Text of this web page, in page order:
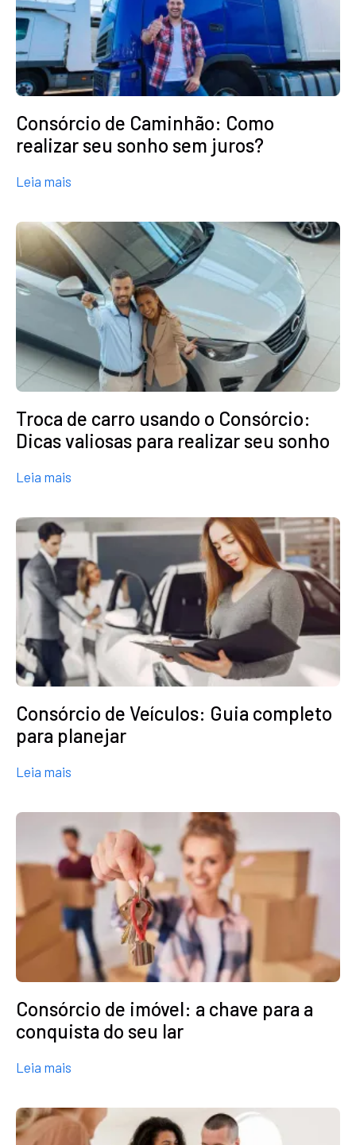
Consórcio de Caminhão: Como
realizar seu sonho sem juros?
Leia mais
Troca de carro usando o Consórcio:
Dicas valiosas para realizar seu sonho
Leia mais
Consórcio de Veículos: Guia completo
para planejar
Leia mais
Consórcio de imóvel: a chave para a
conquista do seu lar
Leia mais